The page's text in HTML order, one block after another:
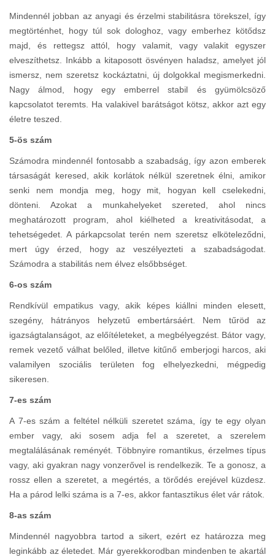
Mindennél jobban az anyagi és érzelmi stabilitásra törekszel, így
megtörténhet, hogy túl sok dologhoz, vagy emberhez kötődsz
majd, és rettegsz attól, hogy valamit, vagy valakit egyszer
elveszíthetsz. Inkább a kitaposott ösvényen haladsz, amelyet jól
ismersz, nem szeretsz kockáztatni, új dolgokkal megismerkedni.
Nagy álmod, hogy egy emberrel stabil és gyümölcsöző
kapcsolatot teremts. Ha valakivel barátságot kötsz, akkor azt egy
életre teszed.
5-ös szám
Számodra mindennél fontosabb a szabadság, így azon emberek
társaságát keresed, akik korlátok nélkül szeretnek élni, amikor
senki nem mondja meg, hogy mit, hogyan kell cselekedni,
dönteni. Azokat a munkahelyeket szereted, ahol nincs
meghatározott program, ahol kiélheted a kreativitásodat, a
tehetségedet. A párkapcsolat terén nem szeretsz elköteleződni,
mert úgy érzed, hogy az veszélyezteti a szabadságodat.
Számodra a stabilitás nem élvez elsőbbséget.
6-os szám
Rendkívül empatikus vagy, akik képes kiállni minden elesett,
szegény, hátrányos helyzetű embertársáért. Nem tűröd az
igazságtalanságot, az előítéleteket, a megbélyegzést. Bátor vagy,
remek vezető válhat belőled, illetve kitűnő emberjogi harcos, aki
valamilyen szociális területen fog elhelyezkedni, mégpedig
sikeresen.
7-es szám
A 7-es szám a feltétel nélküli szeretet száma, így te egy olyan
ember vagy, aki sosem adja fel a szeretet, a szerelem
megtalálásának reményét. Többnyire romantikus, érzelmes típus
vagy, aki gyakran nagy vonzerővel is rendelkezik. Te a gonosz, a
rossz ellen a szeretet, a megértés, a törődés erejével küzdesz.
Ha a párod lelki száma is a 7-es, akkor fantasztikus élet vár rátok.
8-as szám
Mindennél nagyobbra tartod a sikert, ezért ez határozza meg
leginkább az életedet. Már gyerekkorodban mindenben te akartál